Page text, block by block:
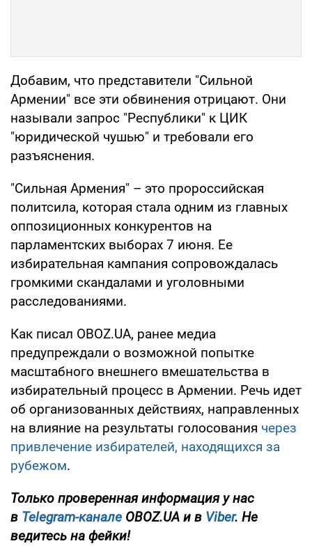
Добавим, что представители "Сильной
Армении" все эти обвинения отрицают. Они
называли запрос "Республики" к ЦИК
"юридической чушью" и требовали его
разъяснения.
"Сильная Армения" – это пророссийская
политсила, которая стала одним из главных
оппозиционных конкурентов на
парламентских выборах 7 июня. Ее
избирательная кампания сопровождалась
громкими скандалами и уголовными
расследованиями.
Как писал OBOZ.UA, ранее медиа
предупреждали о возможной попытке
масштабного внешнего вмешательства в
избирательный процесс в Армении. Речь идет
об организованных действиях, направленных
на влияние на результаты голосования через
привлечение избирателей, находящихся за
рубежом.
Только проверенная информация у нас
в Telegram-канале OBOZ.UA и в Viber. Не
ведитесь на фейки!